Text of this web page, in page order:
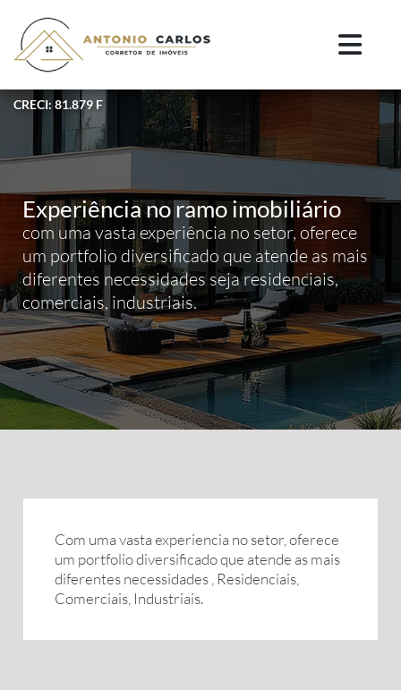
CRECI: 81.879 F
Experiência no ramo imobiliário
com uma vasta experiência no setor, oferece
um portfolio diversificado que atende as mais
diferentes necessidades seja residenciais,
comerciais, industriais.
Com uma vasta experiencia no setor, oferece
um portfolio diversificado que atende as mais
diferentes necessidades , Residenciais,
Comerciais, Industriais.